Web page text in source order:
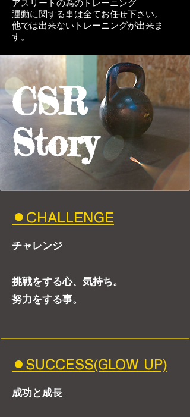
​アスリートの為のトレーニング
運動に関する事は全てお任せ下さい。
他では出来ないトレーニングが出来ま
す。
CSR
Story
⚫︎CHALLENGE
チャレンジ
挑戦をする心、気持ち。
努力をする事。
⚫︎SUCCESS(GLOW UP)
成功と成長